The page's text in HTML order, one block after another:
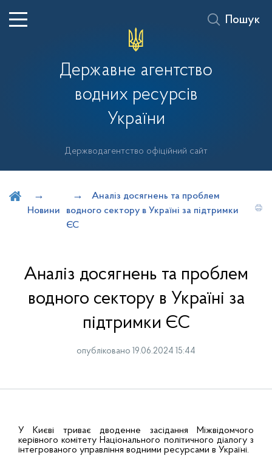
Державне агентство
водних ресурсів
України
Держводагентство офіційний сайт
Пошук
Новини
Аналіз досягнень та проблем
водного сектору в Україні за підтримки
ЄС
Аналіз досягнень та проблем
водного сектору в Україні за
підтримки ЄС
опубліковано 19.06.2024 15:44
У Києві триває дводенне засідання Міжвідомчого
керівного комітету Національного політичного діалогу з
інтегрованого управління водними ресурсами в Україні.